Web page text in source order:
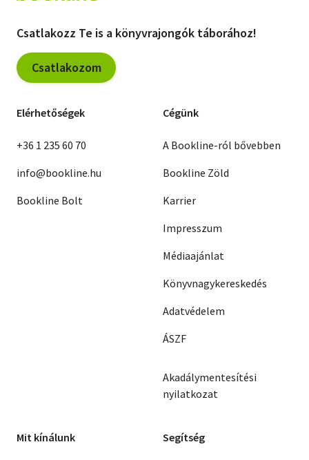
Csatlakozz Te is a könyvrajongók táborához!
Csatlakozom
Elérhetőségek
+36 1 235 60 70
info@bookline.hu
Bookline Bolt
Cégünk
A Bookline-ról bővebben
Bookline Zöld
Karrier
Impresszum
Médiaajánlat
Könyvnagykereskedés
Adatvédelem
ÁSZF
Akadálymentesítési
nyilatkozat
Mit kínálunk Segítség